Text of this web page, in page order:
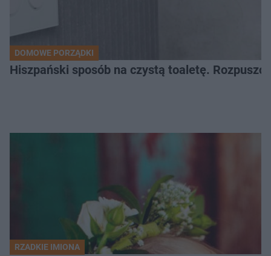
DOMOWE PORZĄDKI
Hiszpański sposób na czystą toaletę.
RZADKIE IMIONA